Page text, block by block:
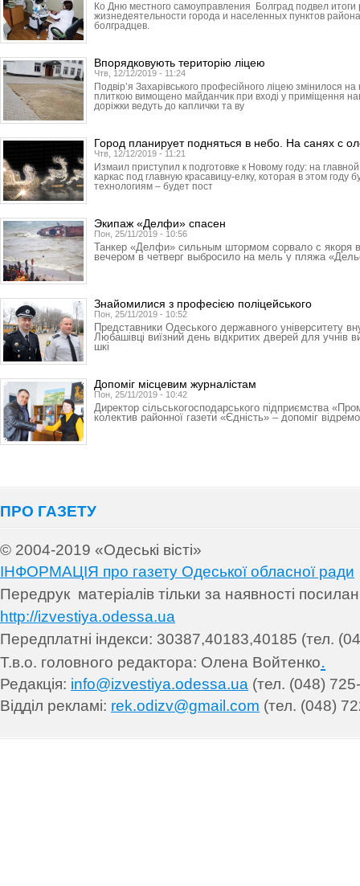
Ко Дню местного самоуправления Болград подвел
жизнедеятельности города и населенных пунктов
болградцев.
Впорядковують територію ліцею
Чтв, 12/12/2019 - 11:24
Подвір’я Захарівського професійного ліцею змінилося
плиткою вимощено майданчик при вході у приміщення
доріжки ведуть до каплички та ву
Город планирует подняться в небо. На санях с
Чтв, 12/12/2019 - 11:21
Измаил приступил к подготовке к Новому году: на
каркас под главную красавицу-елку, которая в этом году
технологиям – будет пост
Экипаж «Делфи» спасен
Пон, 25/11/2019 - 10:56
Танкер «Делфи» сильным штормом сорвало с якоря
вечером в четверг выбросило на мель у пляжа
Знайомилися з професією поліцейського
Пон, 25/11/2019 - 10:52
Представники Одеського державного університету
Любашівці виїзний день відкритих дверей для учнів
шкі
Допоміг місцевим журналістам
Пон, 25/11/2019 - 10:42
Директор сільськогосподарського підприємства
колектив районної газети «Єдність» – допоміг
ПРО ГАЗЕТУ
© 2004-2019 «Одеські вісті»
ІНФОРМАЦІЯ про газету Одеської обласної ради
Передрук матеріалів тільки за наявності
http://izvestiya.odessa.ua
Передплатні індекси: 30387,40183,40185 (тел.
Т.в.о. головного редактора: Олена Войтенко.
Редакція: info@izvestiya.odessa.ua (тел. (048)
Відділ рекламі: rek.odizv@gmail.com (тел. (048)